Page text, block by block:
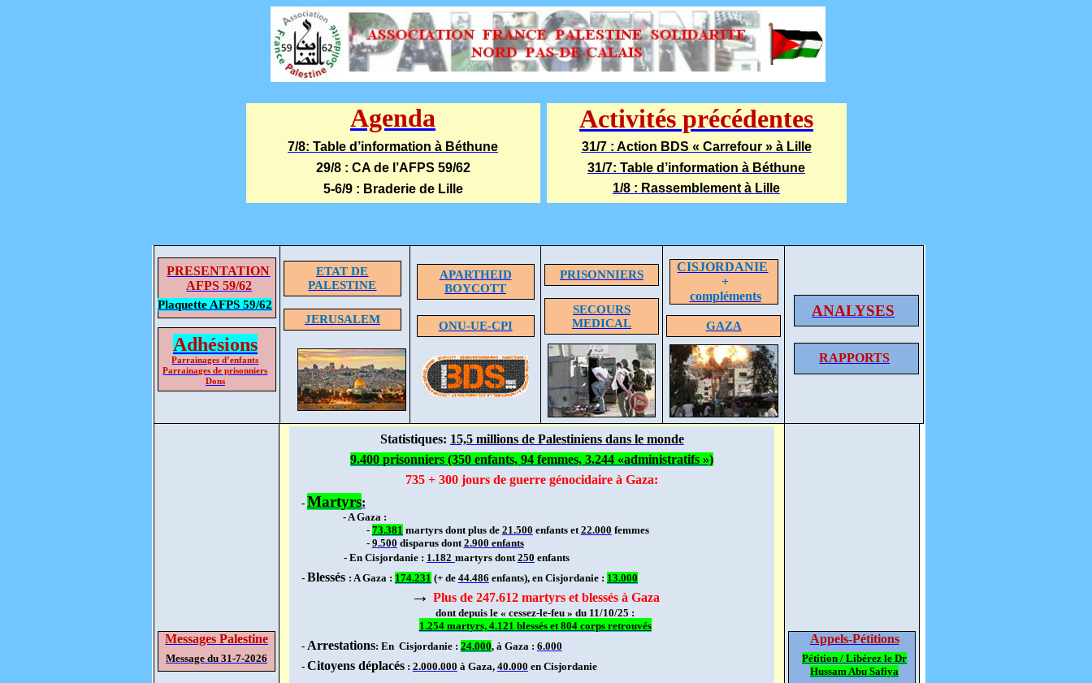
Agenda
7/8: Table d’information à Béthune
29/8 : CA de l’AFPS 59/62
5-6/9 : Braderie de Lille
Activités précédentes
31/7 : Action BDS « Carrefour » à Lille
31/7: Table d’information à Béthune
1/8 : Rassemblement à Lille
PRESENTATION
AFPS 59/62
Plaquette AFPS 59/62
Adhésions
Parrainages d’enfants
Parrainages de prisonniers
Dons
ETAT DE
PALESTINE
JERUSALEM
APARTHEID
BOYCOTT
ONU-UE-CPI
PRISONNIERS
SECOURS
MEDICAL
CISJORDANIE
+
compléments
GAZA
ANALYSES
RAPPORTS
Messages Palestine
Message du 31-7-2026
Statistiques: 15,5 millions de Palestiniens dans le monde
9.400 prisonniers (350 enfants, 94 femmes, 3.244 «administratifs »)
735 + 300 jours de guerre génocidaire à Gaza:
- Martyrs:
- A Gaza :
- 73.381 martyrs dont plus de 21.500 enfants et22.000 femmes
- 9.500 disparus dont2.900 enfants
- En Cisjordanie : 1.182 martyrs dont250 enfants
- Blessés : A Gaza : 174.231 (+ de 44.486 enfants), en Cisjordanie : 13.000
→ Plus de 247.612 martyrs et blessés à Gaza
dont depuis le « cessez-le-feu » du 11/10/25 :
1.254 martyrs, 4.121 blessés et 804 corps retrouvés
- Arrestations: En Cisjordanie : 24.000, à Gaza : 6.000
- Citoyens déplacés: 2.000.000 à Gaza, 40.000 en Cisjordanie
Appels-Pétitions
Pétition / Libérez le Dr
Hussam Abu Safiya